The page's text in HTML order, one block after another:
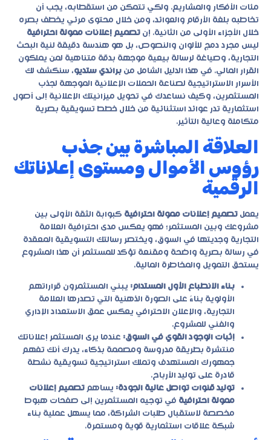
مئات الأفكار والمشاريع. ولكي تتمكن من استقطابه، يجب أن
تخاطبه بلغة الأرقام والعوائد، ومن خلال محتوى مرئي يخطف بصره
خلال الأجزاء الأولى من الثانية. إن تصميم إعلانات ممولة احترافية
ليس مجرد دمج للألوان والنصوص، بل هو هندسة دقيقة لنية البحث
التجارية، وصياغة لرسالة بيعية موجهة بدقة متناهية لمن يملكون
القرار المالي. في هذا الدليل الشامل من براندي ستديو، سنكشف لك
الأسرار الاستراتيجية لصناعة الحملات الإعلانية الموجهة لجذب
المستثمرين، وكيف نساعدك في تحويل ميزانيتك الإعلانية إلى أصول
استثمارية تدر عوائد استثنائية من خلال خطط تسويقية بصرية
متكاملة وعالية التأثير.
العلاقة المباشرة بين جذب
رؤوس الأموال ومستوى إعلاناتك
الرقمية
يعمل تصميم إعلانات ممولة احترافية كبوابة الثقة الأولى بين
مشروعك وبين المستثمر؛ فهو يعكس مدى احترافية العلامة
التجارية وجديتها في السوق، ويختصر رسالتك التسويقية المعقدة
في رسالة بصرية واضحة ومقنعة تؤكد للمستثمر أن هذا المشروع
يستحق التمويل والمخاطرة المالية.
بناء الانطباع الأول المستدام: يبني المستثمرون قراراتهم
الأولوية بناءً على الصورة الذهنية التي تصدرها العلامة
التجارية، والإعلان الاحترافي يعكس عمق الاستعداد الإداري
والفني للمشروع.
إثبات الوجود القوي في السوق: عندما يرى المستثمر إعلاناتك
منتشرة بطريقة مدروسة ومصممة بذكاء، يدرك أنك تفهم
جمهورك المستهدف وتملك استراتيجية تسويقية نشطة
قادرة على توليد الأرباح.
توليد قنوات تواصل عالية الجودة: يساهم تصميم إعلانات
ممولة احترافية في توجيه المستثمرين إلى صفحات هبوط
مخصصة لاستقبال طلبات الشراكة، مما يسهل عملية بناء
شبكة علاقات استثمارية قوية ومستمرة.